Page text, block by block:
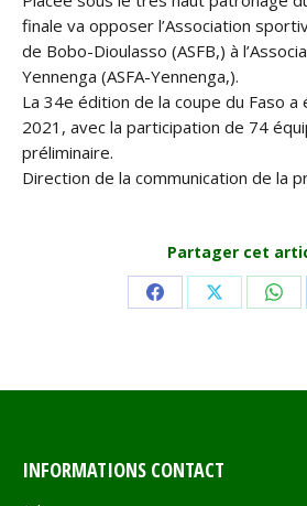
finale va opposer l’Association
de Bobo-Dioulasso (ASFB,) à
Yennenga (ASFA-Yennenga,).
La 34e édition de la coupe du Faso
2021, avec la participation de 74
préliminaire.
Direction de la communication de la
Partager cet
Share Share
INFORMATIONS CONTACT